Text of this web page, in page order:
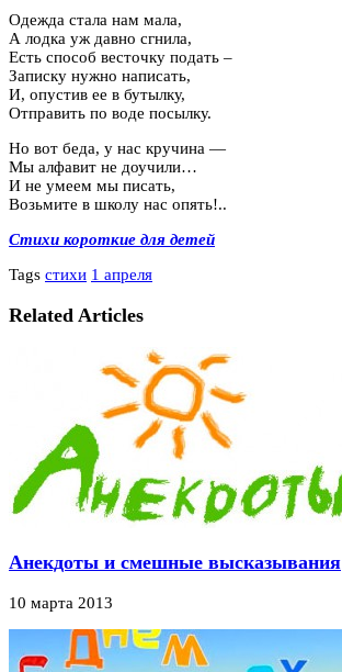
Одежда стала нам мала,
А лодка уж давно сгнила,
Есть способ весточку подать –
Записку нужно написать,
И, опустив ее в бутылку,
Отправить по воде посылку.
Но вот беда, у нас кручина —
Мы алфавит не доучили…
И не умеем мы писать,
Возьмите в школу нас опять!..
Cтихи короткие для детей
Tags стихи 1 апреля
Related Articles
Анекдоты и смешные высказывания
10 марта 2013